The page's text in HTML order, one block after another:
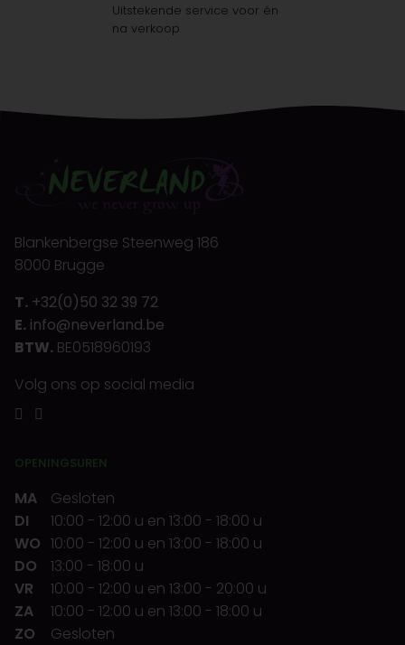
Uitstekende service voor én
na verkoop
Blankenbergse Steenweg 186
8000 Brugge
T. +32(0)50 32 39 72
E. info@neverland.be
BTW. BE0518960193
Volg ons op social media
OPENINGSUREN
MA
Gesloten
DI
10:00 - 12:00 u en 13:00 - 18:00 u
WO 10:00 - 12:00 u en 13:00 - 18:00 u
DO
13:00 - 18:00 u
VR
10:00 - 12:00 u en 13:00 - 20:00 u
ZA
10:00 - 12:00 u en 13:00 - 18:00 u
ZO
Gesloten